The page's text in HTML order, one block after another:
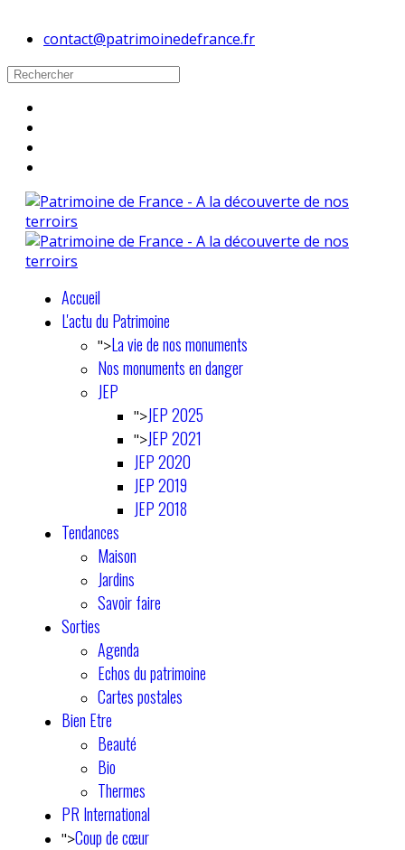
contact@patrimoinedefrance.fr
Accueil
L'actu du Patrimoine
">La vie de nos monuments
Nos monuments en danger
JEP
">JEP 2025
">JEP 2021
JEP 2020
JEP 2019
JEP 2018
Tendances
Maison
Jardins
Savoir faire
Sorties
Agenda
Echos du patrimoine
Cartes postales
Bien Etre
Beauté
Bio
Thermes
PR International
">Coup de cœur